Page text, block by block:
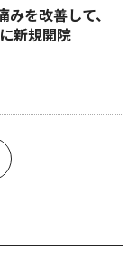
を改善して、
新規開院